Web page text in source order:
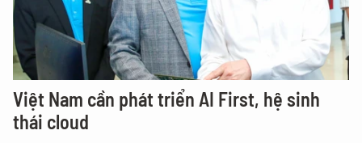
Việt Nam cần phát triển AI First, hệ sinh
thái cloud